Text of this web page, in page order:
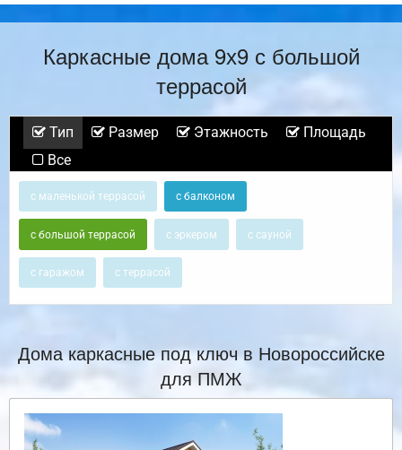
Каркасные дома 9х9 с большой
террасой
Тип Размер Этажность
Площадь
Все
с маленькой террасой с балконом
с большой террасой с эркером с сауной
с гаражом с террасой
Дома каркасные под ключ в Новороссийске
для ПМЖ